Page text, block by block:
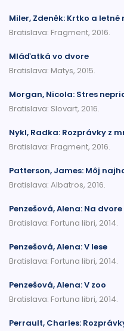
Miler, Zdeněk: Krtko a
Bratislava: Fragment, 2016.
Mláďatká vo dvore
Bratislava: Matys, 2015.
Morgan, Nicola: Stres
Bratislava: Slovart, 2016.
Nykl, Radka: Rozprávky z
Bratislava: Fragment, 2016.
Patterson, James: Môj
Bratislava: Albatros, 2016.
Penzešová, Alena: Na dvore
Bratislava: Fortuna libri, 2014.
Penzešová, Alena: V lese
Bratislava: Fortuna libri, 2014.
Penzešová, Alena: V zoo
Bratislava: Fortuna libri, 2014.
Perrault, Charles: